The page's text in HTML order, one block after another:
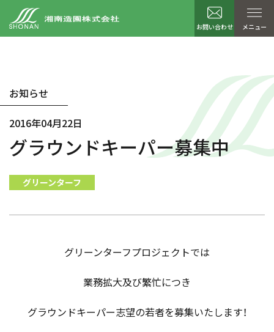
お問い合わせ メニュー
お知らせ
2016年04月22日
グラウンドキーパー募集中
グリーンターフ
グリーンターフプロジェクトでは
業務拡大及び繁忙につき
グラウンドキーパー志望の若者を募集いたします！